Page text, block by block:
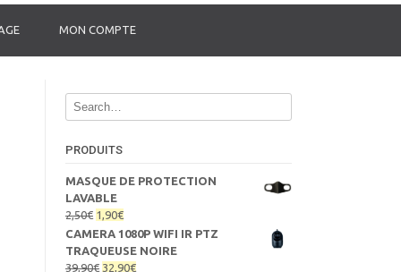
MON COMPTE
PRODUITS
MASQUE DE PROTECTION
LAVABLE
2,50€ Le
prix
initial
était :
1,90€Le
prix
actuel
est :
CAMERA 1080P WIFI IR PTZ
TRAQUEUSE NOIRE
39,90€ Le
32,90€Le